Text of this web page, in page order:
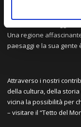
Una regione
paesaggi e la sua gente
Attraverso i nostri
della cultura, della
vicina la possibilità per
– visitare il “Tetto del